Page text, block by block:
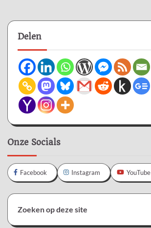
Delen
Onze Socials
Facebook Instagram YouTube
Zoeken op deze site